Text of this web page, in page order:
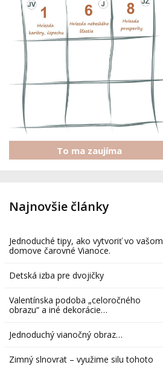
To ma zaujíma
Najnovšie články
Jednoduché tipy, ako vytvoriť vo vašom
domove čarovné Vianoce.
Detská izba pre dvojičky
Valentínska podoba „celoročného
obrazu“ a iné dekorácie…
Jednoduchý vianočný obraz…
Zimný slnovrat – využime silu tohoto